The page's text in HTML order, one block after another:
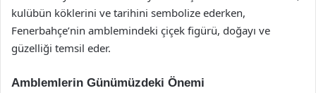
kulübün köklerini ve tarihini sembolize ederken,
Fenerbahçe’nin amblemindeki çiçek figürü, doğayı ve
güzelliği temsil eder.
Amblemlerin Günümüzdeki Önemi